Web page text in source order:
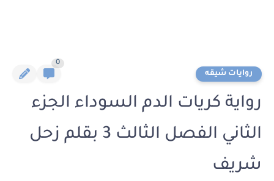
روايات شيقه
0
رواية كريات الدم السوداء الجزء
الثاني الفصل الثالث 3 بقلم زحل
شريف